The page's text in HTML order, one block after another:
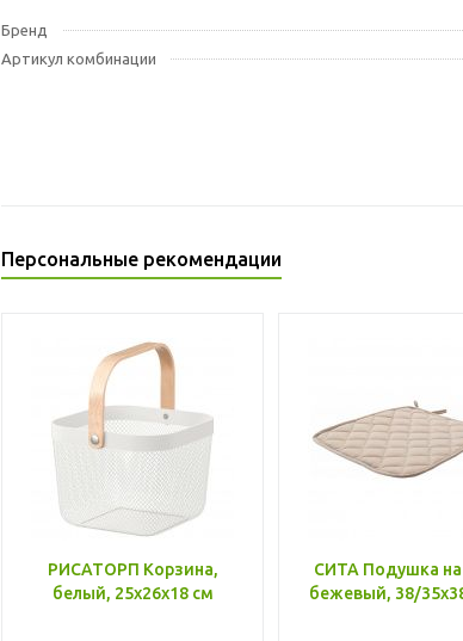
Бренд
Артикул комбинации
Персональные рекомендации
РИСАТОРП Корзина,
белый, 25x26x18 см
СИТА Подушка на
бежевый, 38/